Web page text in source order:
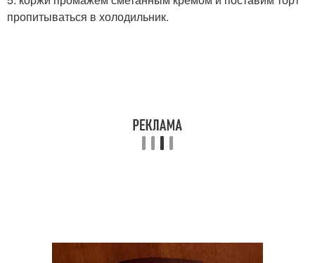
пропитываться в холодильник.